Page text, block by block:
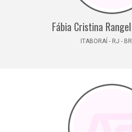
Fábia Cristina
ITABORAÍ - RJ -